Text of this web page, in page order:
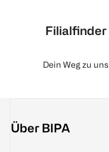
Filialfinder
Dein Weg zu uns
Über BIPA